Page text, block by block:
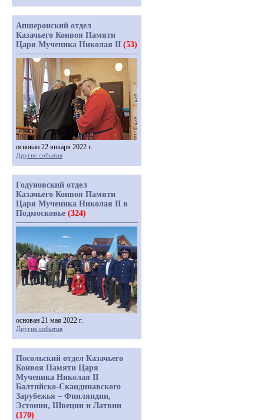
Апшеронский отдел
Казачьего Конвоя Памяти
Царя Мученика Николая II (53)
основан 22 января 2022 г.
Другие события
Годуновский отдел
Казачьего Конвоя Памяти
Царя Мученика Николая II в
Подмосковье (324)
основан 21 мая 2022 г.
Другие события
Посольский отдел Казачьего
Конвоя Памяти Царя
Мученика Николая II
Балтийско-Скандинавского
Зарубежья – Финляндии,
Эстонии, Швеции и Латвии
(170)